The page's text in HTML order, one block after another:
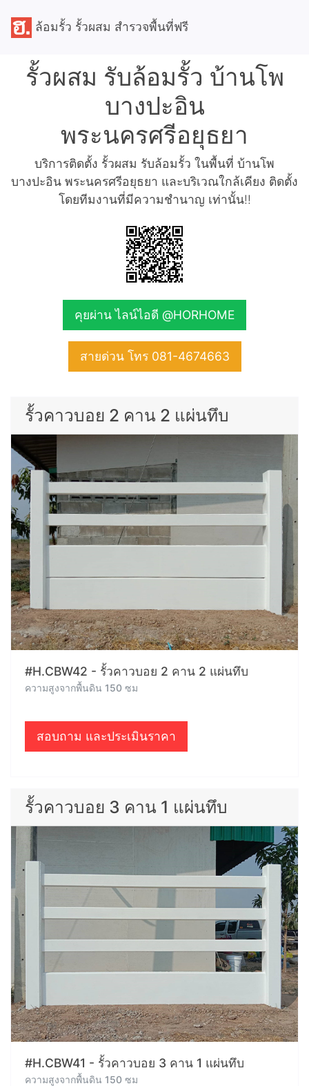
ล้อมรั้ว รั้วผสม สำรวจพื้นที่ฟรี
รั้วผสม รับล้อมรั้ว บ้านโพ
บางปะอิน
พระนครศรีอยุธยา
บริการติดตั้ง รั้วผสม รับล้อมรั้ว ในพื้นที่ บ้านโพ
บางปะอิน พระนครศรีอยุธยา และบริเวณใกล้เคียง ติดตั้ง
โดยทีมงานที่มีความชำนาญ เท่านั้น!!
คุยผ่าน ไลน์ไอดี @HORHOME
สายด่วน โทร 081-4674663
รั้วคาวบอย 2 คาน 2 แผ่นทึบ
#H.CBW42 - รั้วคาวบอย 2 คาน 2 แผ่นทึบ
ความสูงจากพื้นดิน 150 ซม
สอบถาม และประเมินราคา
รั้วคาวบอย 3 คาน 1 แผ่นทึบ
#H.CBW41 - รั้วคาวบอย 3 คาน 1 แผ่นทึบ
ความสูงจากพื้นดิน 150 ซม